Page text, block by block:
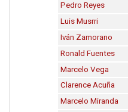
Pedro Reyes
Luis Musrri
Iván Zamorano
Ronald Fuentes
Marcelo Vega
Clarence Acuña
Marcelo Miranda